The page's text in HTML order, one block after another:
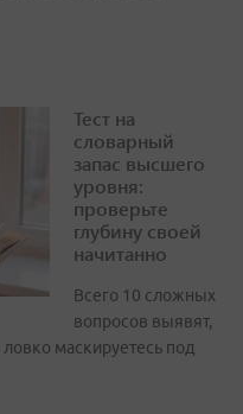
Тест на
словарный
запас высшего
уровня:
проверьте
глубину своей
начитанно
Всего 10 сложных
вопросов выявят,
маскируетесь под